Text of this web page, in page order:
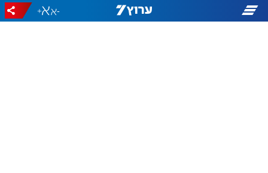
-
+